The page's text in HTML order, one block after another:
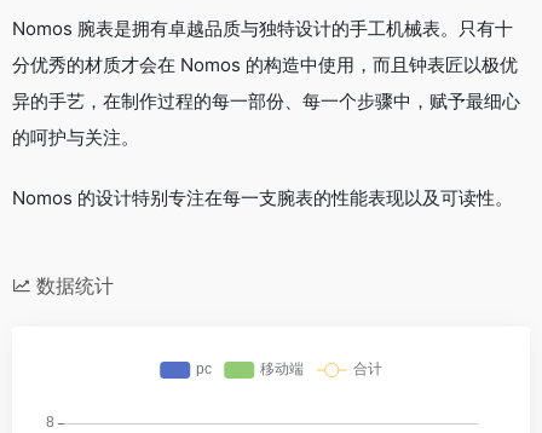
Nomos 腕表是拥有卓越品质与独特设计的手工机械表。只有十
分优秀的材质才会在 Nomos 的构造中使用，而且钟表匠以极优
异的手艺，在制作过程的每一部份、每一个步骤中，赋予最细心
的呵护与关注。
Nomos 的设计特别专注在每一支腕表的性能表现以及可读性。
数据统计